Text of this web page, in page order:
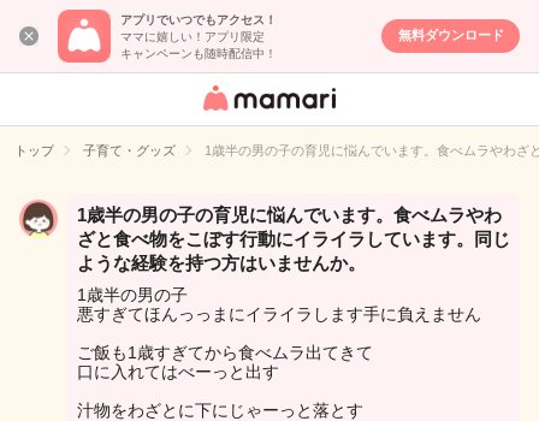
アプリでいつでもアクセス！
ママに嬉しい！アプリ限定
キャンペーンも随時配信中！
無料ダウンロード
女性専用匿名QA
イト
トップ 子育て・グッズ 1歳半の男の子の育児に悩んでいます。食べムラやわ
1歳半の男の子の育児に悩んでいます。食べムラやわ
ざと食べ物をこぼす行動にイライラしています。同じ
ような経験を持つ方はいませんか。
1歳半の男の子
悪すぎてほんっっまにイライラします手に負えません
ご飯も1歳すぎてから食べムラ出てきて
口に入れてはべーっと出す
汁物をわざとに下にじゃーっと落とす